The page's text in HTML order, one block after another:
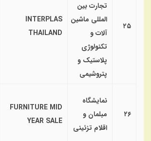
۲۵
تجارت بین
المللی ماشین
آلات و
تکنولوژی
پلاستیک و
پتروشیمی
INTERPLAS
THAILAND
۲۶
نمایشگاه
مبلمان و
اقلام تزئینی
FURNITURE MID
YEAR SALE